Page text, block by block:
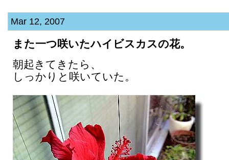
Mar 12, 2007
また一つ咲いたハイビスカスの花。
朝起きてきたら、
しっかりと咲いていた。